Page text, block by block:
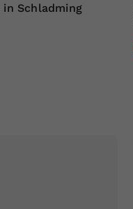
Schladming